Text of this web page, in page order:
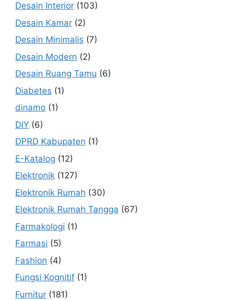
Desain Interior (103)
Desain Kamar (2)
Desain Minimalis (7)
Desain Modern (2)
Desain Ruang Tamu (6)
Diabetes (1)
dinamo (1)
DIY (6)
DPRD Kabupaten (1)
E-Katalog (12)
Elektronik (127)
Elektronik Rumah (30)
Elektronik Rumah Tangga (67)
Farmakologi (1)
Farmasi (5)
Fashion (4)
Fungsi Kognitif (1)
Furnitur (181)